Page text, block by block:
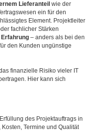
Lieferanteil wie der
ein für den
Element. Projektleiter
fachlicher Stärken
Erfahrung – anders als bei den
den Kunden ungünstige
finanzielle Risiko vieler IT
Hier kann sich
des Projektauftrags in
Kosten, Termine und Qualität